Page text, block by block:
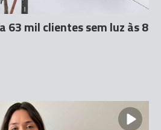
63 mil clientes sem luz às 8